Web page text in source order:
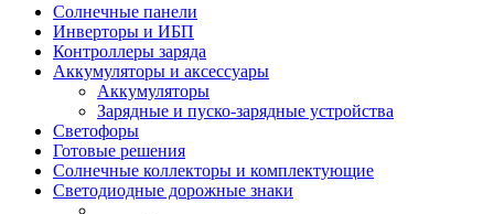
Солнечные панели
Инверторы и ИБП
Контроллеры заряда
Аккумуляторы и аксессуары
Аккумуляторы
Зарядные и пуско-зарядные устройства
Светофоры
Готовые решения
Солнечные коллекторы и комплектующие
Светодиодные дорожные знаки